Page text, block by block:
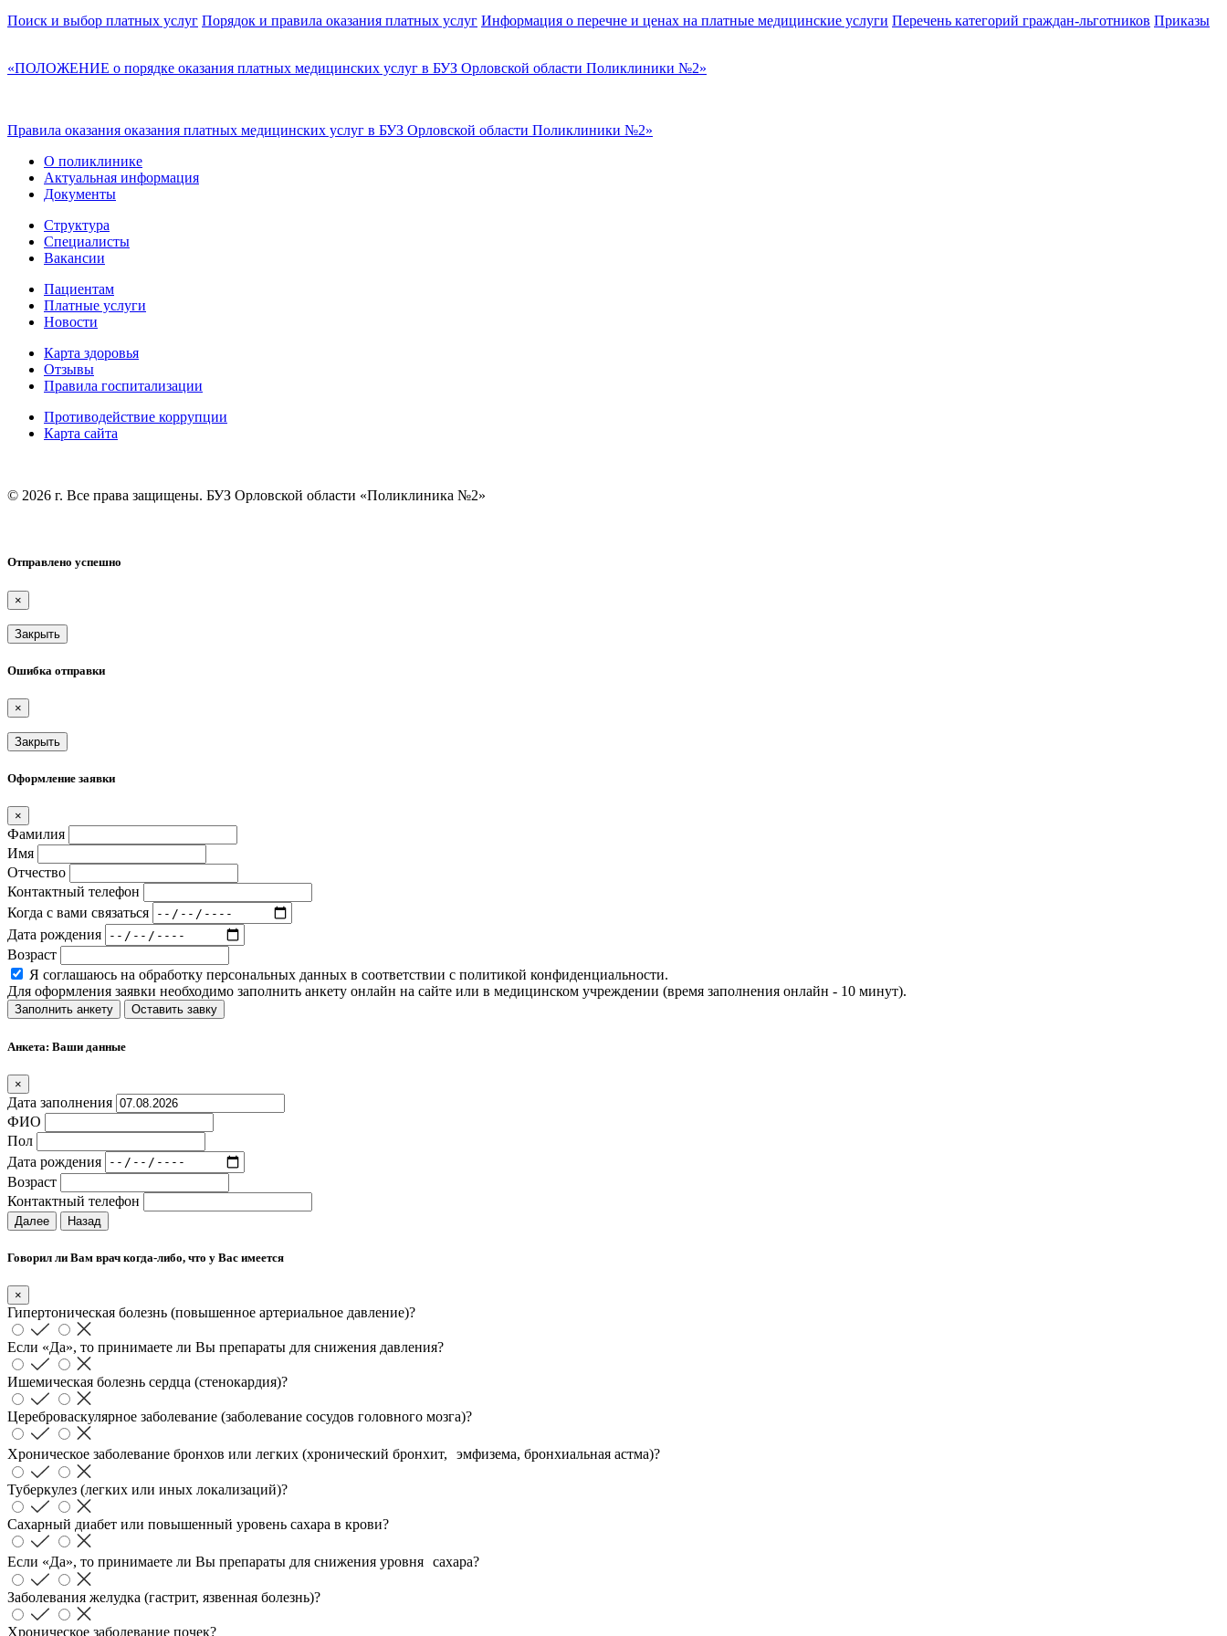
Поиск и выбор платных услуг Порядок и правила оказания платных услуг Информация о перечне и ценах на платные медицинские услуги Перечень категорий граждан-льготников Приказы
«ПОЛОЖЕНИЕ о порядке оказания платных медицинских услуг в БУЗ Орловской области Поликлиники №2»
Правила оказания оказания платных медицинских услуг в БУЗ Орловской области Поликлиники №2»
О поликлинике
Актуальная информация
Документы
Структура
Специалисты
Вакансии
Пациентам
Платные услуги
Новости
Карта здоровья
Отзывы
Правила госпитализации
Противодействие коррупции
Карта сайта
© 2026 г. Все права защищены. БУЗ Орловской области «Поликлиника №2»
Отправлено успешно
×
Закрыть
Ошибка отправки
×
Закрыть
Оформление заявки
×
Фамилия
Имя
Отчество
Контактный телефон
Когда с вами связаться
Дата рождения
Возраст
Я соглашаюсь на обработку персональных данных в соответствии с политикой конфиденциальности.
Для оформления заявки необходимо заполнить анкету онлайн на сайте или в медицинском учреждении (время заполнения онлайн - 10 минут).
Заполнить анкету Оставить завку
Анкета: Ваши данные
×
Дата заполнения
ФИО
Пол
Дата рождения
Возраст
Контактный телефон
Далее Назад
Говорил ли Вам врач когда-либо, что у Вас имеется
×
Гипертоническая болезнь (повышенное артериальное давление)?
Если «Да», то принимаете ли Вы препараты для снижения давления?
Ишемическая болезнь сердца (стенокардия)?
Цереброваскулярное заболевание (заболевание сосудов головного мозга)?
Хроническое заболевание бронхов или легких (хронический бронхит, эмфизема, бронхиальная астма)?
Туберкулез (легких или иных локализаций)?
Сахарный диабет или повышенный уровень сахара в крови?
Если «Да», то принимаете ли Вы препараты для снижения уровня сахара?
Заболевания желудка (гастрит, язвенная болезнь)?
Хроническое заболевание почек?